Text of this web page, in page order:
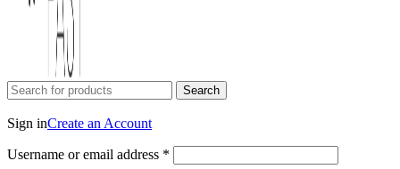
Search
Sign inCreate an Account
Username or email address *